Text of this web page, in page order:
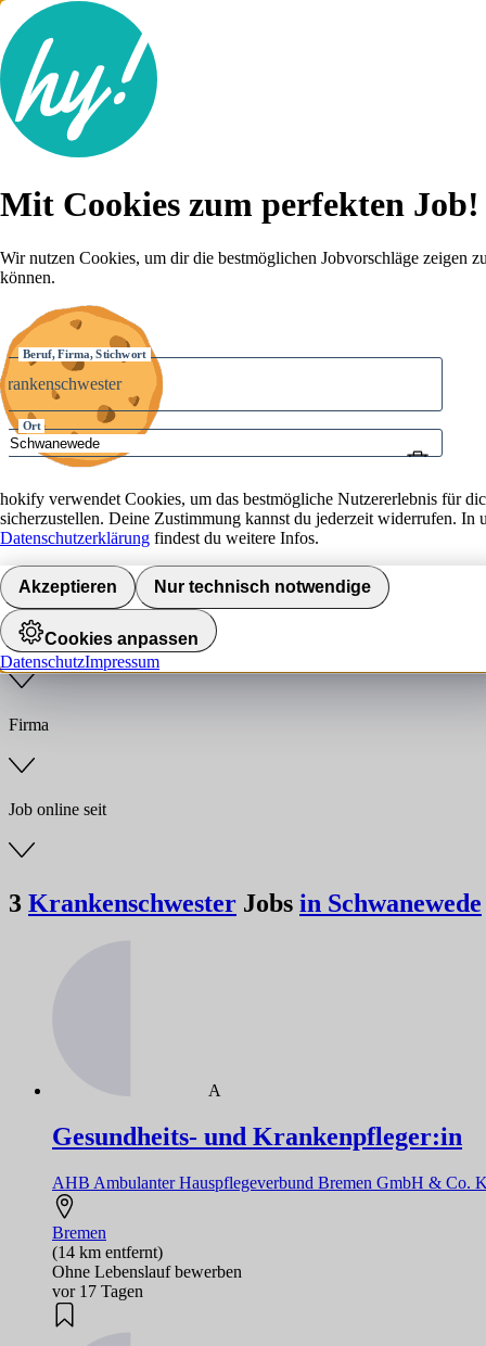
Lebenslauf
Anmelden
Beruf, Firma, Stichwort
Ort
Jobs finden
Branche
Firma
Job online seit
3 Krankenschwester Jobs in Schwanewede
A
Gesundheits- und Krankenpfleger:in
AHB Ambulanter Hauspflegeverbund Bremen GmbH & Co.
Bremen
(14 km entfernt)
Ohne Lebenslauf bewerben
vor 17 Tagen
Mit Cookies zum perfekten Job!
Wir nutzen Cookies, um dir die bestmöglichen Jobvorschläge zeigen
können.
hokify verwendet Cookies, um das bestmögliche Nutzererlebnis für
sicherzustellen. Deine Zustimmung kannst du jederzeit widerrufen. In
Datenschutzerklärung findest du weitere Infos.
Akzeptieren Nur technisch notwendige
Cookies anpassen
DatenschutzImpressum